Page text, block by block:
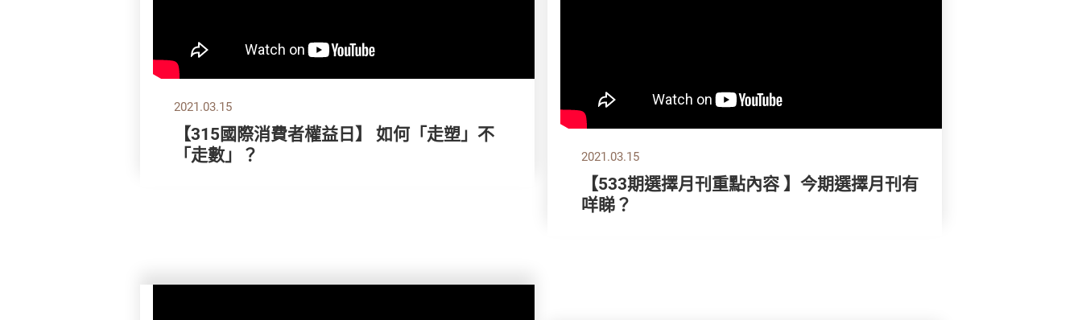
2021.03.15
【315國際消費者權益日】 如何「走塑」不
「走數」？
2021.03.15
【533期選擇月刊重點內容 】今期選擇月刊有
咩睇？